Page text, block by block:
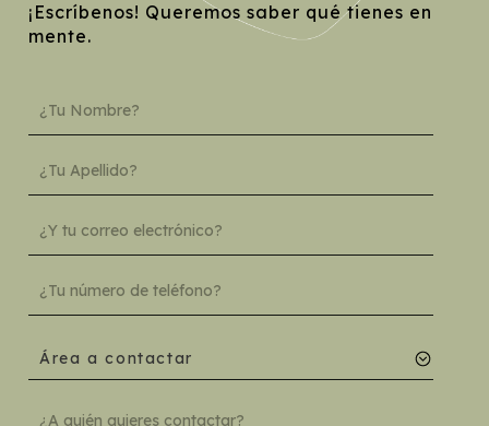
¡Escríbenos! Queremos saber qué tienes en
mente.
Área a contactar